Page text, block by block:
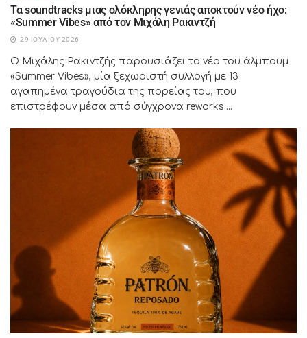
Τα soundtracks μιας ολόκληρης γενιάς αποκτούν νέο ήχο:
«Summer Vibes» από τον Μιχάλη Ρακιντζή
29 ΙΟΥΛΊΟΥ 2026
Ο Μιχάλης Ρακιντζής παρουσιάζει το νέο του άλμπουμ
«Summer Vibes», μία ξεχωριστή συλλογή με 13
αγαπημένα τραγούδια της πορείας του, που
επιστρέφουν μέσα από σύγχρονα reworks....